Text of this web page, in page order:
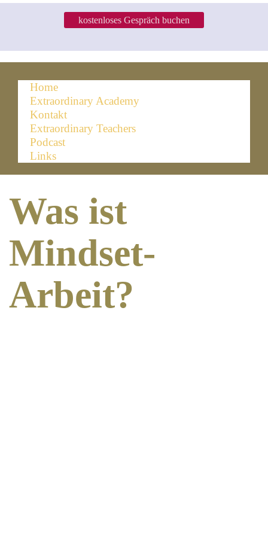
kostenloses Gespräch buchen
Home
Extraordinary Academy
Kontakt
Extraordinary Teachers
Podcast
Links
Was ist
Mindset-
Arbeit?